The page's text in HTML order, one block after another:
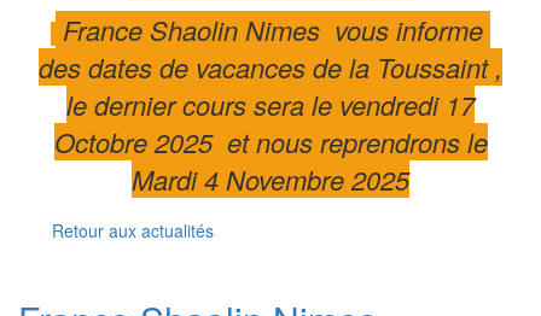
France Shaolin Nimes vous informe
des dates de vacances de la Toussaint ,
le dernier cours sera le vendredi 17
Octobre 2025 et nous reprendrons le
Mardi 4 Novembre 2025
Retour aux actualités